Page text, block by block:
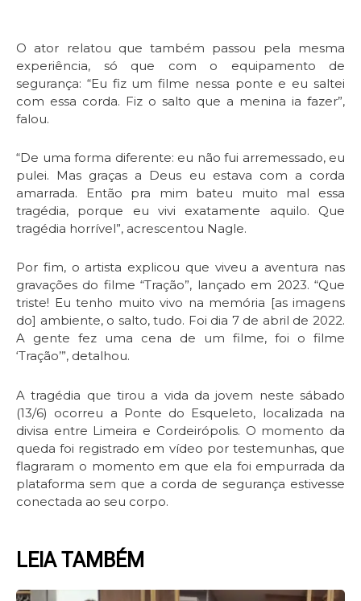
O ator relatou que também passou pela mesma
experiência, só que com o equipamento de
segurança: “Eu fiz um filme nessa ponte e eu saltei
com essa corda. Fiz o salto que a menina ia fazer”,
falou.
“De uma forma diferente: eu não fui arremessado, eu
pulei. Mas graças a Deus eu estava com a corda
amarrada. Então pra mim bateu muito mal essa
tragédia, porque eu vivi exatamente aquilo. Que
tragédia horrível”, acrescentou Nagle.
Por fim, o artista explicou que viveu a aventura nas
gravações do filme “Tração”, lançado em 2023. “Que
triste! Eu tenho muito vivo na memória [as imagens
do] ambiente, o salto, tudo. Foi dia 7 de abril de 2022.
A gente fez uma cena de um filme, foi o filme
‘Tração’”, detalhou.
A tragédia que tirou a vida da jovem neste sábado
(13/6) ocorreu a Ponte do Esqueleto, localizada na
divisa entre Limeira e Cordeirópolis. O momento da
queda foi registrado em vídeo por testemunhas, que
flagraram o momento em que ela foi empurrada da
plataforma sem que a corda de segurança estivesse
conectada ao seu corpo.
LEIA TAMBÉM